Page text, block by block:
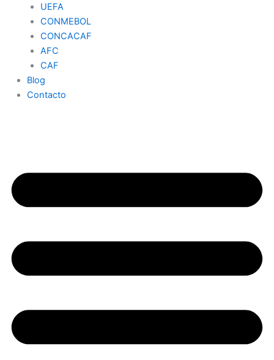
UEFA
CONMEBOL
CONCACAF
AFC
CAF
Blog
Contacto